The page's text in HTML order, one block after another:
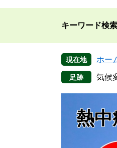
本
キーワード検索
現在地 ホー
気候
熱